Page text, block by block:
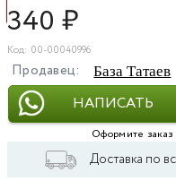
340 ₽
Код: 00-00040996
Продавец: База Татаев
НАПИСАТЬ
Оформите заказ
Доставка по